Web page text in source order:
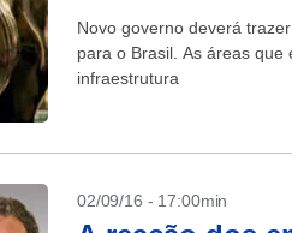
Novo governo deverá
para o Brasil. As áreas
infraestrutura
02/09/16 - 17:00min